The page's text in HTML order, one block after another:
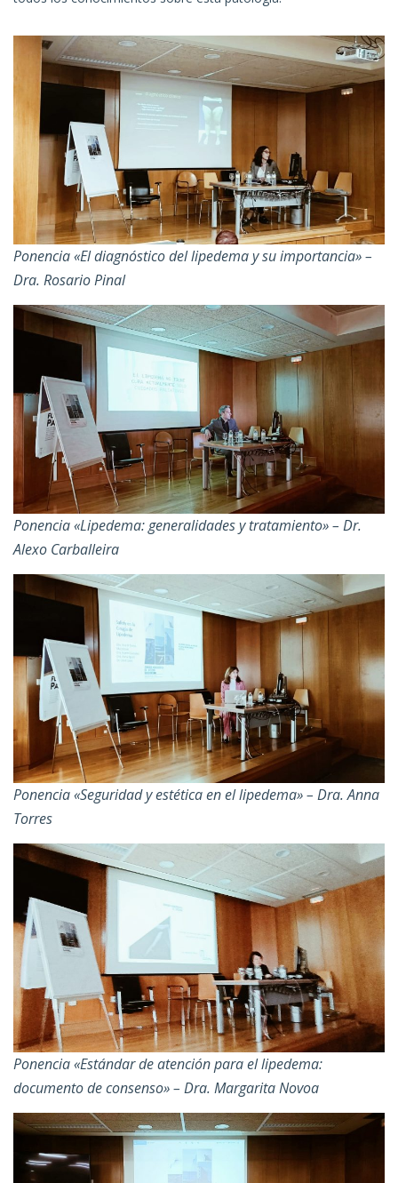
Ponencia «El diagnóstico del lipedema y su importancia» –
Dra. Rosario Pinal
Ponencia «Lipedema: generalidades y tratamiento» – Dr.
Alexo Carballeira
Ponencia «Seguridad y estética en el lipedema» – Dra. Anna
Torres
Ponencia «Estándar de atención para el lipedema:
documento de consenso» – Dra. Margarita Novoa